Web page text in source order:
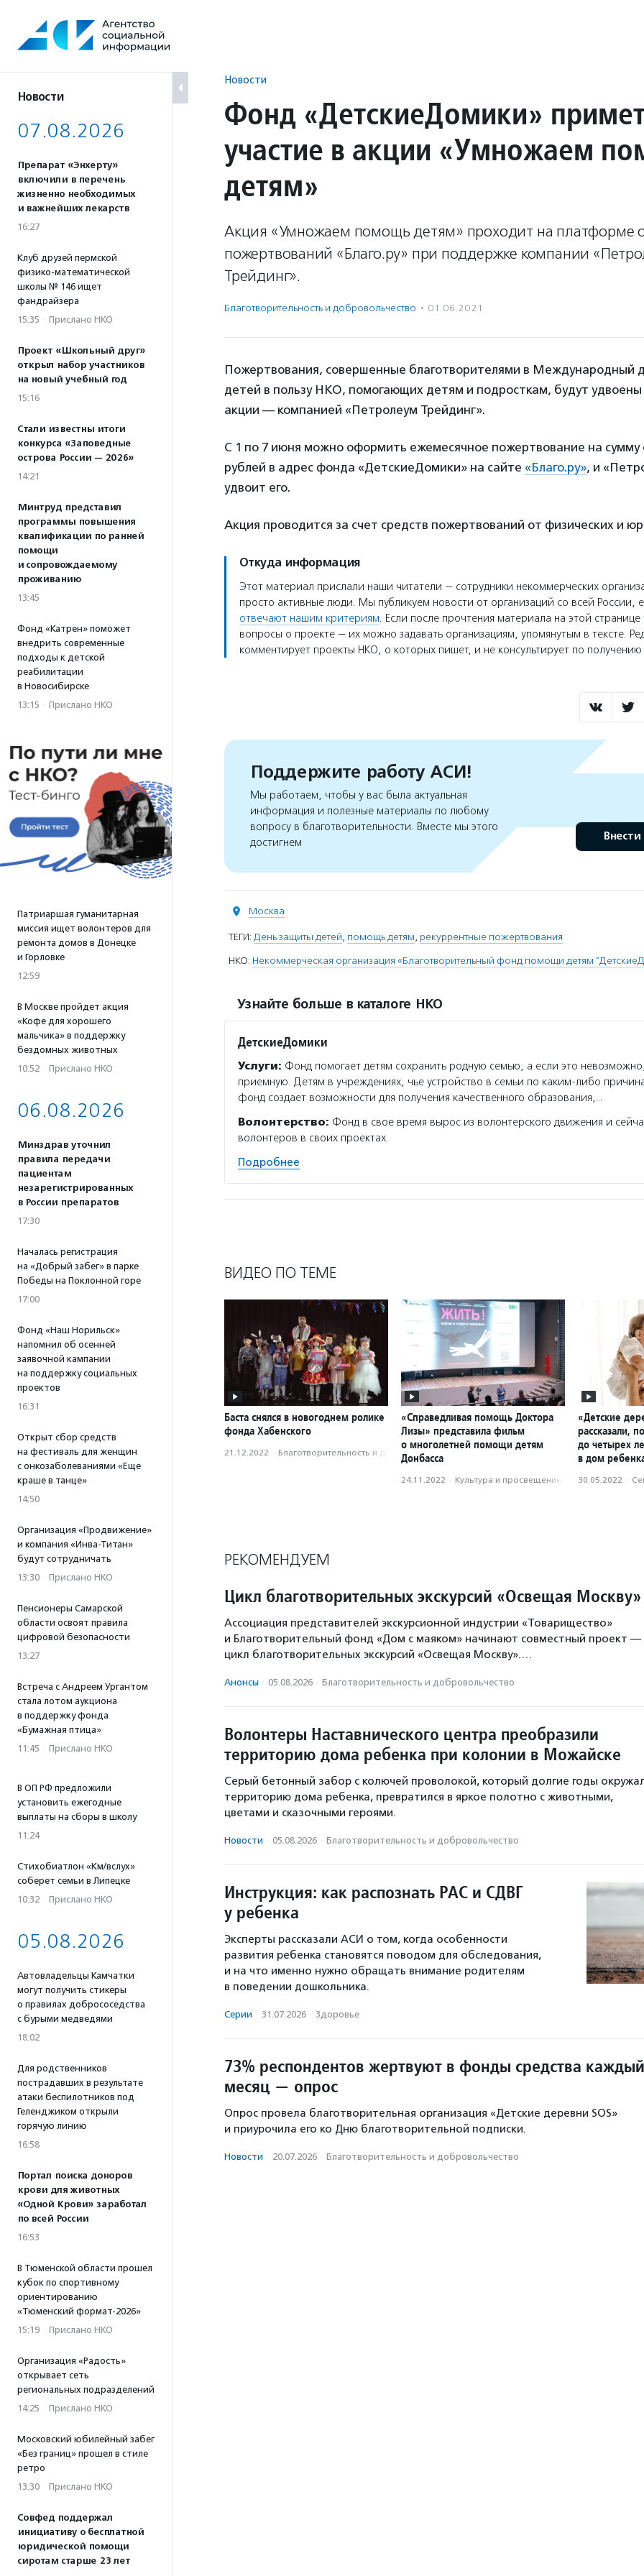
содержанию
Новости
07.08.2026
Препарат «Энхерту»
включили в перечень
жизненно необходимых
и важнейших лекарств
16:27
Клуб друзей пермской
физико-математической
школы № 146 ищет
фандрайзера
15:35 · Прислано НКО
Проект «Школьный друг»
открыл набор участников
на новый учебный год
15:16
Стали известны итоги
конкурса «Заповедные
острова России — 2026»
14:21
Минтруд представил
программы повышения
квалификации по ранней
помощи
и сопровождаемому
проживанию
13:45
Фонд «Катрен» поможет
внедрить современные
подходы к детской
реабилитации
в Новосибирске
13:15 · Прислано НКО
Патриаршая гуманитарная
миссия ищет волонтеров для
ремонта домов в Донецке
и Горловке
12:59
В Москве пройдет акция
«Кофе для хорошего
мальчика» в поддержку
бездомных животных
10:52 · Прислано НКО
06.08.2026
Минздрав уточнил
правила передачи
пациентам
незарегистрированных
в России препаратов
17:30
Началась регистрация
на «Добрый забег» в парке
Победы на Поклонной горе
17:00
Фонд «Наш Норильск»
напомнил об осенней
заявочной кампании
на поддержку социальных
проектов
16:31
Открыт сбор средств
на фестиваль для женщин
с онкозаболеваниями «Еще
краше в танце»
14:50
Организация «Продвижение»
и компания «Инва-Титан»
будут сотрудничать
13:30 · Прислано НКО
Пенсионеры Самарской
области освоят правила
цифровой безопасности
13:27
Встреча с Андреем Ургантом
стала лотом аукциона
в поддержку фонда
«Бумажная птица»
11:45 · Прислано НКО
В ОП РФ предложили
установить ежегодные
выплаты на сборы в школу
11:24
Стихобиатлон «Км/вслух»
соберет семьи в Липецке
10:32 · Прислано НКО
05.08.2026
Автовладельцы Камчатки
могут получить стикеры
о правилах добрососедства
с бурыми медведями
18:02
Для родственников
пострадавших в результате
атаки беспилотников под
Геленджиком открыли
горячую линию
16:58
Портал поиска доноров
крови для животных
«Одной Крови» заработал
по всей России
16:53
В Тюменской области прошел
кубок по спортивному
ориентированию
«Тюменский формат-2026»
15:19 · Прислано НКО
Организация «Радость»
открывает сеть
региональных подразделений
14:25 · Прислано НКО
Московский юбилейный забег
«Без границ» прошел в стиле
ретро
13:30 · Прислано НКО
Совфед поддержал
инициативу о бесплатной
юридической помощи
сиротам старше 23 лет
Новости
Фонд «ДетскиеДомики»
участие в акции «Умножаем
детям»
Акция «Умножаем помощь детям» проходит на платформе
пожертвований «Благо.ру» при поддержке компании
Трейдинг».
Благотвори­тель­ность и доброволь­чест­во · 01.06.2021
Пожертвования, совершенные благотворителями в Международный
детей в пользу НКО, помогающих детям и подросткам, будут
акции — компанией «Петролеум Трейдинг».
С 1 по 7 июня можно оформить ежемесячное пожертвование на сумму
рублей в адрес фонда «ДетскиеДомики» на сайте «Благо.ру», и
удвоит его.
Акция проводится за счет средств пожертвований от физических и
Откуда информация
Этот материал прислали наши читатели — сотрудники некоммерческих
просто активные люди. Мы публикуем новости от организаций со всей России,
отвечают нашим критериям. Если после прочтения материала на этой странице
вопросы о проекте — их можно задавать организациям, упомянутым в тексте.
комментирует проекты НКО, о которых пишет, и не консультирует по
Поддержите работу АСИ!
Мы работаем, чтобы у вас была актуальная
информация и полезные материалы по любому
вопросу в благотворительности. Вместе мы этого
достигнем
Внести
Москва
ТЕГИ: День защиты детей, помощь детям, рекуррентные пожертвования
НКО: Некоммерческая организация «Благотворительный фонд помощи детям
Узнайте больше в каталоге НКО
ДетскиеДомики
Услуги: Фонд помогает детям сохранить родную семью, а если это
приемную. Детям в учреждениях, чье устройство в семьи по каким-либо
фонд создает возможности для получения качественного образования,…
Волонтерство: Фонд в свое время вырос из волонтерского движения и
волонтеров в своих проектах.
Подробнее
ВИДЕО ПО ТЕМЕ
Баста снялся в новогоднем ролике
фонда Хабенского
21.12.2022 · Благотвори­тель­ность и доброволь­чест­во
«Справедливая помощь Доктора
Лизы» представила фильм
о многолетней помощи детям
Донбасса
24.11.2022 · Культура и просвещение
«Детские
рассказали,
до четырех
в дом
30.05.2022 ·
РЕКОМЕНДУЕМ
Цикл благотворительных экскурсий «Освещая Москву»
Ассоциация представителей экскурсионной индустрии «Товарищество»
и Благотворительный фонд «Дом с маяком» начинают совместный проект —
цикл благотворительных экскурсий «Освещая Москву».…
Анонсы · 05.08.2026 · Благотвори­тель­ность и доброволь­чест­во
Волонтеры Наставнического центра преобразили
территорию дома ребенка при колонии в Можайске
Серый бетонный забор с колючей проволокой, который долгие годы
территорию дома ребенка, превратился в яркое полотно с животными,
цветами и сказочными героями.
Новости · 05.08.2026 · Благотвори­тель­ность и доброволь­чест­во
Инструкция: как распознать РАС и СДВГ
у ребенка
Эксперты рассказали АСИ о том, когда особенности
развития ребенка становятся поводом для обследования,
и на что именно нужно обращать внимание родителям
в поведении дошкольника.
Серии · 31.07.2026 · Здоровье
73% респондентов жертвуют в фонды средства каждый
месяц — опрос
Опрос провела благотворительная организация «Детские деревни SOS»
и приурочила его ко Дню благотворительной подписки.
Новости · 20.07.2026 · Благотвори­тель­ность и доброволь­чест­во